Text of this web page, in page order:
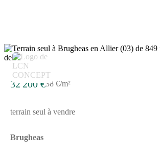
32 200 €38 €/m²
terrain seul à vendre
Brugheas